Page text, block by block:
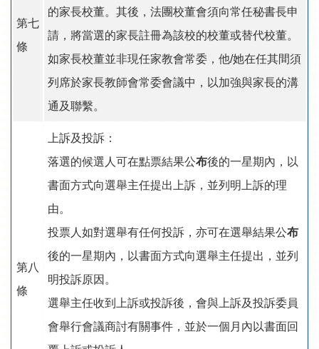
第七
條
的家長校董。其後，法團校董會須向常任秘書長申
請，將當選的家長註冊為該校的校董或替代校董。
如家長校董並非現任家教會常委，他/她在任其間須
列席於家長教師會常委會議中，以加強與家長的溝
通及聯繫。
第八
條
上訴及投訴：
落選的候選人可在點票結果公布後的一星期內，以
書面方式向選舉主任提出上訴，並列明上訴的理
由。
投票人如對選舉有任何投訴，亦可在選舉結果公布
後的一星期內，以書面方式向選舉主任提出，並列
明投訴原因。
選舉主任收到上訴或投訴後，會與上訴及投訴委員
會舉行會議商討有關事件，並於一個月內以書面回